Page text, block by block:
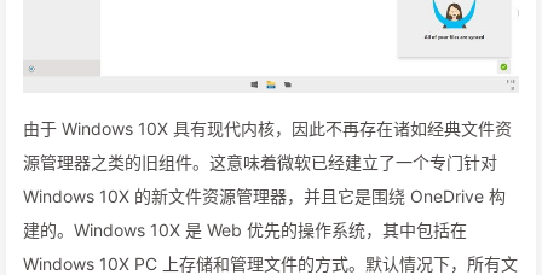
由于 Windows 10X 具有现代内核，因此不再存在诸如经典文件资
源管理器之类的旧组件。这意味着微软已经建立了一个专门针对
Windows 10X 的新文件资源管理器，并且它是围绕 OneDrive 构
建的。Windows 10X 是 Web 优先的操作系统，其中包括在
Windows 10X PC 上存储和管理文件的方式。默认情况下，所有文